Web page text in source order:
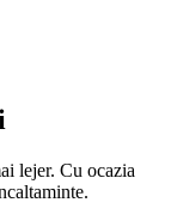
lejer. Cu ocazia